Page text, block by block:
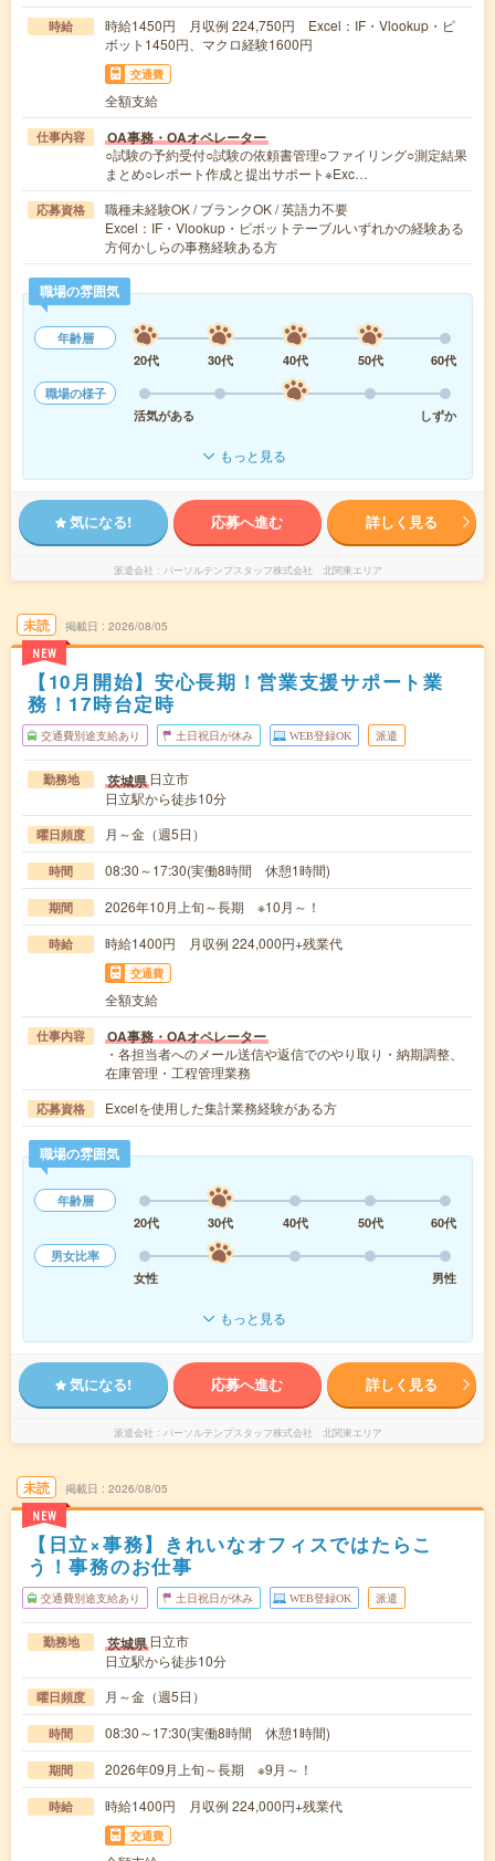
時給
時給1450円 月収例 224,750円 Excel：IF・Vlookup・ピ
ボット1450円、マクロ経験1600円
交通費
全額支給
仕事内容 OA事務・OAオペレーター
○試験の予約受付○試験の依頼書管理○ファイリング○測定結果
まとめ○レポート作成と提出サポート※Exc…
応募資格
職種未経験OK / ブランクOK / 英語力不要
Excel：IF・Vlookup・ピボットテーブルいずれかの経験ある
方何かしらの事務経験ある方
職場の雰囲気
年齢層
20代
30代 40代 50代
60代
職場の様子
活気がある
しずか
もっと見る
気になる! 応募へ進む 詳しく見る
派遣会社 パーソルテンプスタッフ株式会社 北関東エリア
未読
NEW
掲載日 2026/08/05
【10月開始】安心長期！営業支援サポート業
務！17時台定時
交通費別途支給あり 土日祝日が休み WEB登録OK 派遣
勤務地 茨城県 日立市
日立駅から徒歩10分
曜日頻度 月～金（週5日）
時間 08:30～17:30(実働8時間 休憩1時間)
期間 2026年10月上旬～長期 ※10月～！
時給 時給1400円 月収例 224,000円+残業代
交通費
全額支給
仕事内容 OA事務・OAオペレーター
・各担当者へのメール送信や返信でのやり取り・納期調整、
在庫管理・工程管理業務
応募資格 Excelを使用した集計業務経験がある方
職場の雰囲気
年齢層
20代
30代 40代 50代
60代
男女比率
女性
男性
もっと見る
気になる! 応募へ進む 詳しく見る
派遣会社 パーソルテンプスタッフ株式会社 北関東エリア
未読
NEW
掲載日 2026/08/05
【日立×事務】きれいなオフィスではたらこ
う！事務のお仕事
交通費別途支給あり 土日祝日が休み WEB登録OK 派遣
勤務地 茨城県 日立市
日立駅から徒歩10分
曜日頻度 月～金（週5日）
時間 08:30～17:30(実働8時間 休憩1時間)
期間 2026年09月上旬～長期 ※9月～！
時給 時給1400円 月収例 224,000円+残業代
交通費